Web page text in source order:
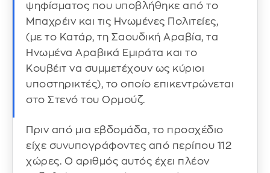
ψηφίσματος που υποβλήθηκε από το
Μπαχρέιν και τις Ηνωμένες Πολιτείες,
(με το Κατάρ, τη Σαουδική Αραβία, τα
Ηνωμένα Αραβικά Εμιράτα και το
Κουβέιτ να συμμετέχουν ως κύριοι
υποστηρικτές), το οποίο επικεντρώνεται
στο Στενό του Ορμούζ.
Πριν από μια εβδομάδα, το προσχέδιο
είχε συνυπογράφοντες από περίπου 112
χώρες. Ο αριθμός αυτός έχει πλέον